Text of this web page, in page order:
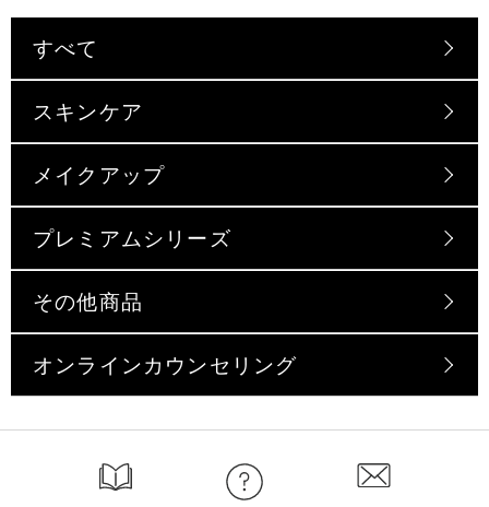
すべて
スキンケア
メイクアップ
プレミアムシリーズ
その他商品
オンラインカウンセリング